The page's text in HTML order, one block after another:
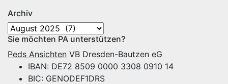
Archiv
Archiv
Sie möchten PA unterstützen?
Peds Ansichten VB Dresden-Bautzen eG
IBAN: DE72 8509 0000 3308 0910 14
BIC: GENODEF1DRS